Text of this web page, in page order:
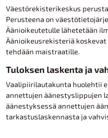
Väestörekisterikeskus
Perusteena on
Äänioikeutetulle lähetetään
Äänioikeusrekisteriä
tehdään maistraatille.
Tuloksen laskenta ja
Vaalipiirilautakunta huolehtii
annettujen äänestyslippujen
äänestyksessä annettujen
tarkastuslaskennasta ja